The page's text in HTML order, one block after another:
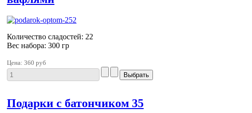
Количество сладостей: 22
Вес набора: 300 гр
Цена: 360 руб
Подарки с батончиком 35